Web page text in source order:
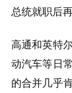
总统就职后
高通和英特
动汽车等日
的合并几乎